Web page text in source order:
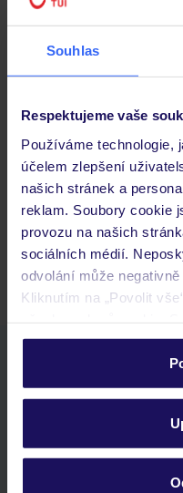
Souhlas
Respektujeme vaše
Používáme technologie,
účelem zlepšení
našich stránek a
reklam. Soubory cookie
provozu na našich
sociálních médií.
odvolání může
Kliknutím na „Povolit
personalizovat v sekci
Podrobné informace o
ochrany osobních
Důležité
Jaké doklady jsou
Budeme ubytováni ihned
Kam jít po přistání a
Stáhněte si
seznam oblíbených
historie vyhledávání
kontakt s TUI a